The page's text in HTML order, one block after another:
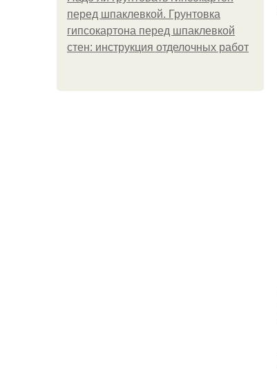
перед шпаклевкой. Грунтовка
гипсокартона перед шпаклевкой
стен: инструкция отделочных работ